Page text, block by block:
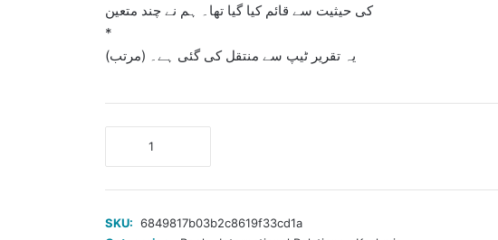
کی حیثیت سے قائم کیا گیا تھا۔ ہم نے چند متعین
*
یہ تقریر ٹیپ سے منتقل کی گئی ہے۔ (مرتب)
جدو
-
SKU: 6849817b03b2c8619f33cd1a